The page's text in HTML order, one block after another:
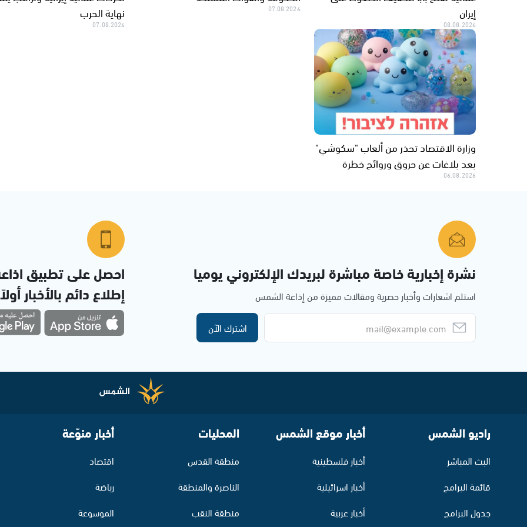
إيران
08.08.2026
07.08.2026
نهاية الحرب
07.08.2026
وزارة الاقتصاد تحذر من ألعاب "سكوشي"
بعد بلاغات عن حروق وروائح خطرة
06.08.2026
نشرة إخبارية خاصة مباشرة لبريدك الإلكتروني يوميا
استلم اشعارات وأخبار حصرية ومقالات مميزة من إذاعة الشمس
اشترك الآن
احصل على تطبيق
إطلاع دائم بالأخبار
راديو الشمس
البث المباشر
قائمة البرامج
جدول البرامج
أخبار موقع الشمس
أخبار فلسطينية
أخبار اسرائيلية
أخبار عربية
المحليات
منطقة القدس
الناصرة والمنطقة
منطقة النقب
أخبار منوّعة
اقتصاد
رياضة
الموسوعة